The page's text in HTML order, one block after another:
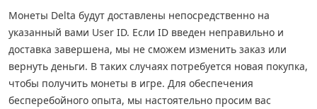
Монеты Delta будут доставлены непосредственно на
указанный вами User ID. Если ID введен неправильно и
доставка завершена, мы не сможем изменить заказ или
вернуть деньги. В таких случаях потребуется новая покупка,
чтобы получить монеты в игре. Для обеспечения
бесперебойного опыта, мы настоятельно просим вас